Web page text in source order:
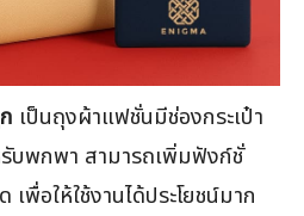
เป็นถุงผ้าแฟชั่นมีช่องกระเป๋า
บพกพา สามารถเพิ่มฟังก์ชั่
พื่อให้ใช้งานได้ประโยชน์มาก